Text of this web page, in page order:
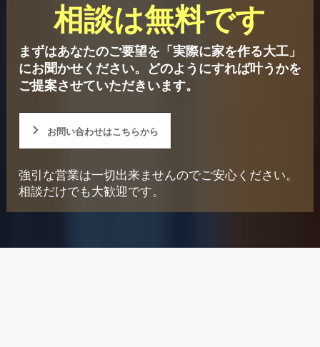
相談は無料です
まずはあなたのご要望を「実際に家を作る大工」
にお聞かせください。
どのようにすれば叶うかを
ご提案させていただきいます。
お問い合わせはこちらから
強引な営業は一切出来ませんのでご安心ください。
相談だけでも大歓迎です。